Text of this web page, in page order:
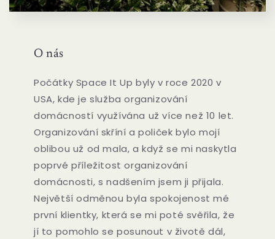
O nás
Počátky Space It Up byly v roce 2020 v
USA, kde je služba organizování
domácností využívána už více než 10 let.
Organizování skříní a poliček bylo mojí
oblibou už od mala, a když se mi naskytla
poprvé příležitost organizování
domácnosti, s nadšením jsem ji přijala.
Největší odměnou byla spokojenost mé
první klientky, která se mi poté svěřila, že
jí to pomohlo se posunout v životě dál,